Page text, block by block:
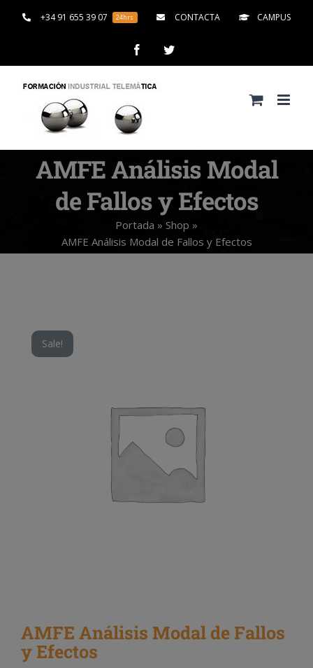
+34 91 655 39 07 24hrs CONTACTA CAMPUS
FacebookTwitter
AMFE Análisis Modal
de Fallos y Efectos
Portada » Shop »
AMFE Análisis Modal de Fallos y Efectos
Sale!
AMFE Análisis Modal de Fallos
y Efectos